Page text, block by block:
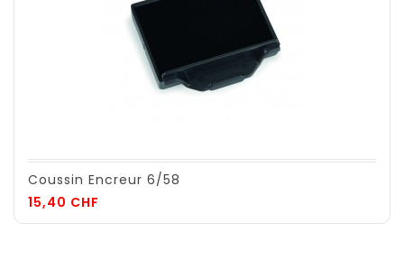
Coussin Encreur 6/58
15,40 CHF